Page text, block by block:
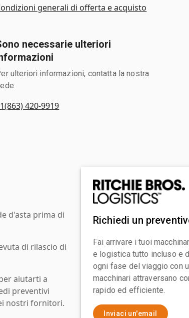
generali di offerta e acquisto
necessarie ulteriori
ulteriori informazioni, contatta la nostra
420-9919
d'asta prima di
di rilascio di
aiutarti a
preventivi
nostri fornitori.
Richiedi un
Fai arrivare i tuoi
e logistica tutto incluso e
ogni fase del viaggio con
macchinari attraversano
rapido ed efficiente.
Inviaci un'email